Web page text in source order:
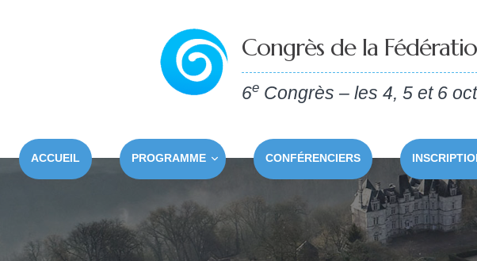
Congrès de la
6eCongrès – les 4, 5 et 6
ACCUEIL PROGRAMME CONFÉRENCIERS